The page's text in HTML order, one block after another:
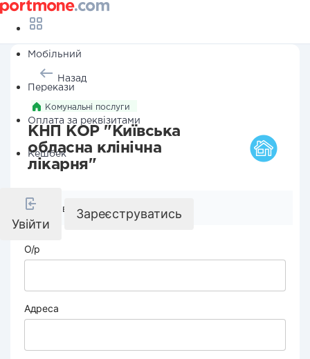
Мобільний
Перекази
Оплата за реквізитами
Кешбек
Увійти
Зареєструватись
Назад
Комунальні послуги
КНП КОР "Київська
обласна клінічна
лікарня"
Реквізити компанії
О/р
Адреса